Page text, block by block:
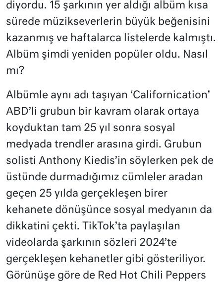
diyordu. 15 şarkının yer aldığı albüm kısa
sürede müzikseverlerin büyük beğenisini
kazanmış ve haftalarca listelerde kalmıştı.
Albüm şimdi yeniden popüler oldu. Nasıl
mı?
Albümle aynı adı taşıyan ‘Californication’
ABD’li grubun bir kavram olarak ortaya
koyduktan tam 25 yıl sonra sosyal
medyada trendler arasına girdi. Grubun
solisti Anthony Kiedis’in söylerken pek de
üstünde durmadığımız cümleler aradan
geçen 25 yılda gerçekleşen birer
kehanete dönüşünce sosyal medyanın da
dikkatini çekti. TikTok’ta paylaşılan
videolarda şarkının sözleri 2024’te
gerçekleşen kehanetler gibi gösteriliyor.
Görünüşe göre de Red Hot Chili Peppers